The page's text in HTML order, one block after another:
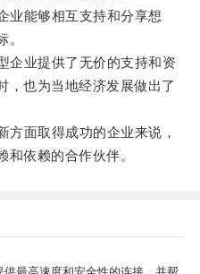
能够相互支持和分享想
。
业提供了无价的支持和资
，也为当地经济发展做出了
面取得成功的企业来说，
依赖的合作伙伴。